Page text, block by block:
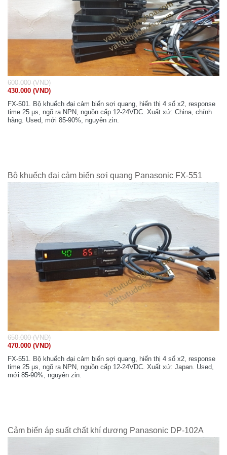
600.000 (VND)
430.000 (VND)
FX-501. Bộ khuếch đại cảm biến sợi quang, hiển thị 4 số x2, response
time 25 µs, ngõ ra NPN, nguồn cấp 12-24VDC. Xuất xứ: China, chính
hãng. Used, mới 85-90%, nguyên zin.
Bộ khuếch đại cảm biến sợi quang Panasonic FX-551
650.000 (VND)
470.000 (VND)
FX-551. Bộ khuếch đại cảm biến sợi quang, hiển thị 4 số x2, response
time 25 µs, ngõ ra NPN, nguồn cấp 12-24VDC. Xuất xứ: Japan. Used,
mới 85-90%, nguyên zin.
Cảm biến áp suất chất khí dương Panasonic DP-102A